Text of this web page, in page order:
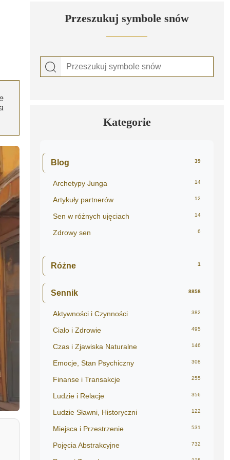
Przeszukuj symbole snów
Kategorie
Blog 39
Archetypy Junga 14
Artykuły partnerów 12
Sen w różnych ujęciach 14
Zdrowy sen 6
Różne 1
Sennik 8858
Aktywności i Czynności 382
Ciało i Zdrowie 495
Czas i Zjawiska Naturalne 146
Emocje, Stan Psychiczny 308
Finanse i Transakcje 255
Ludzie i Relacje 356
Ludzie Sławni, Historyczni 122
Miejsca i Przestrzenie 531
Pojęcia Abstrakcyjne 732